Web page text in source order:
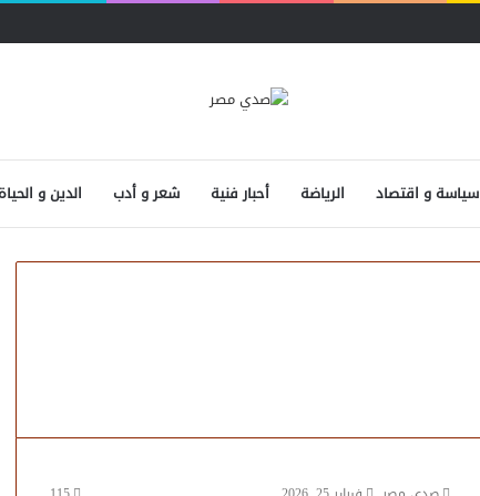
سياسة و اقتصاد الرياضة أحبار فنية شعر و أدب الدين و الحياة